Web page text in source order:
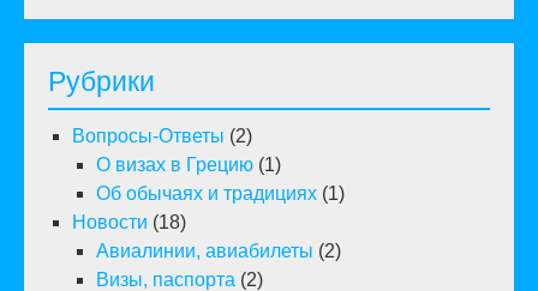
Рубрики
Вопросы-Ответы (2)
О визах в Грецию (1)
Об обычаях и традициях (1)
Новости (18)
Авиалинии, авиабилеты (2)
Визы, паспорта (2)